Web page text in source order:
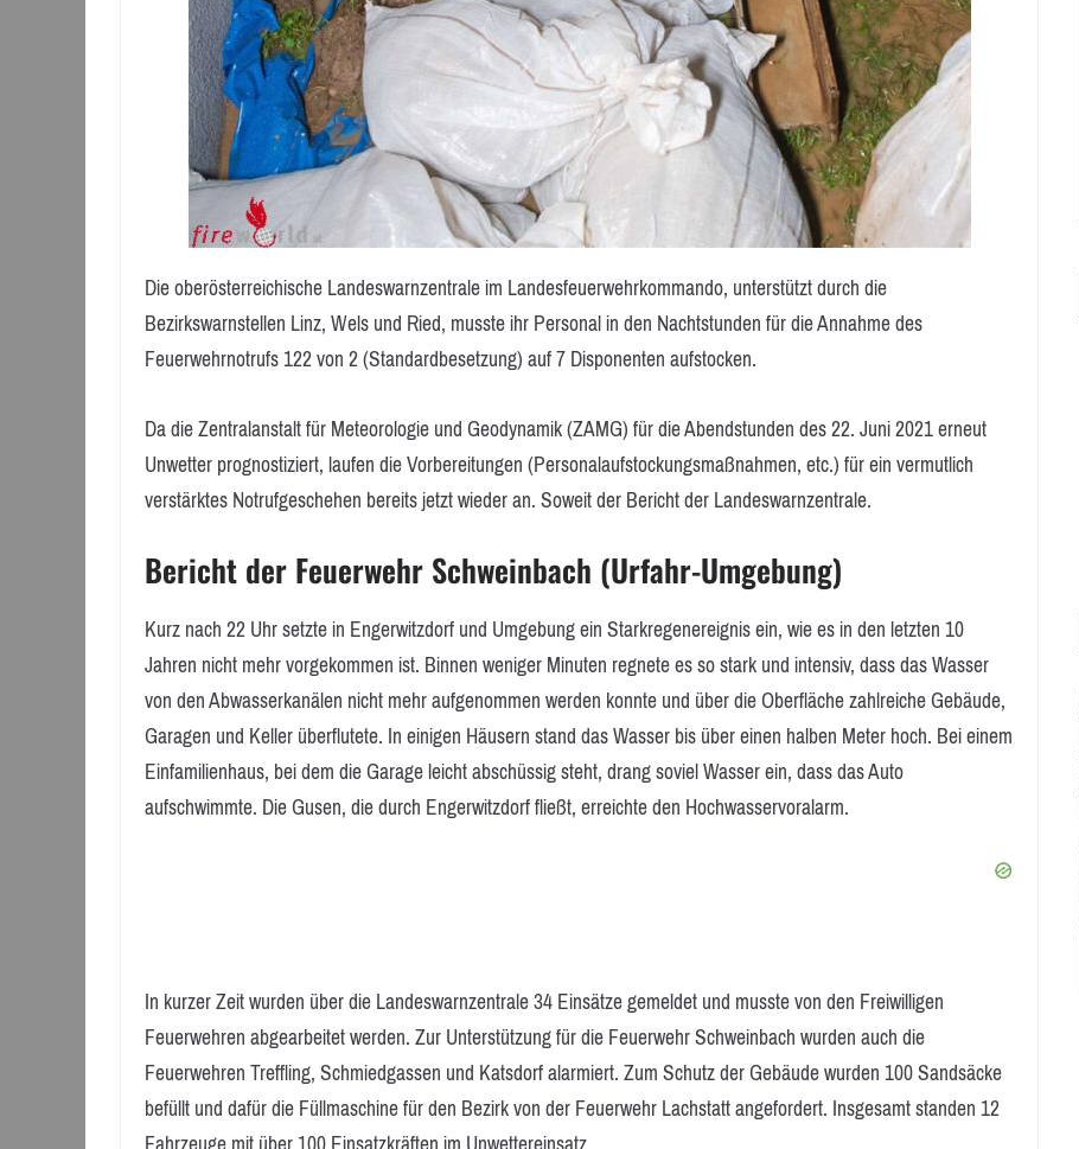
Die oberösterreichische Landeswarnzentrale im Landesfeuerwehrkommando, unterstützt durch die
Bezirkswarnstellen Linz, Wels und Ried, musste ihr Personal in den Nachtstunden für die Annahme des
Feuerwehrnotrufs 122 von 2 (Standardbesetzung) auf 7 Disponenten aufstocken.
Da die Zentralanstalt für Meteorologie und Geodynamik (ZAMG) für die Abendstunden des 22. Juni 2021 erneut
Unwetter prognostiziert, laufen die Vorbereitungen (Personalaufstockungsmaßnahmen, etc.) für ein vermutlich
verstärktes Notrufgeschehen bereits jetzt wieder an. Soweit der Bericht der Landeswarnzentrale.
Bericht der Feuerwehr Schweinbach (Urfahr-Umgebung)
Kurz nach 22 Uhr setzte in Engerwitzdorf und Umgebung ein Starkregenereignis ein, wie es in den letzten 10
Jahren nicht mehr vorgekommen ist. Binnen weniger Minuten regnete es so stark und intensiv, dass das Wasser
von den Abwasserkanälen nicht mehr aufgenommen werden konnte und über die Oberfläche zahlreiche Gebäude,
Garagen und Keller überflutete. In einigen Häusern stand das Wasser bis über einen halben Meter hoch. Bei einem
Einfamilienhaus, bei dem die Garage leicht abschüssig steht, drang soviel Wasser ein, dass das Auto
aufschwimmte. Die Gusen, die durch Engerwitzdorf fließt, erreichte den Hochwasservoralarm.
In kurzer Zeit wurden über die Landeswarnzentrale 34 Einsätze gemeldet und musste von den Freiwilligen
Feuerwehren abgearbeitet werden. Zur Unterstützung für die Feuerwehr Schweinbach wurden auch die
Feuerwehren Treffling, Schmiedgassen und Katsdorf alarmiert. Zum Schutz der Gebäude wurden 100 Sandsäcke
befüllt und dafür die Füllmaschine für den Bezirk von der Feuerwehr Lachstatt angefordert. Insgesamt standen 12